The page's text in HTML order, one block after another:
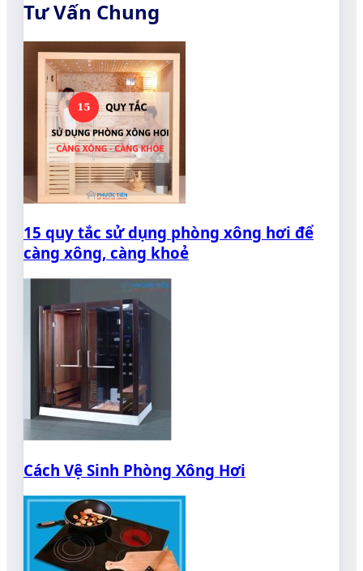
Tư Vấn Chung
15 quy tắc sử dụng phòng xông hơi để
càng xông, càng khoẻ
Cách Vệ Sinh Phòng Xông Hơi